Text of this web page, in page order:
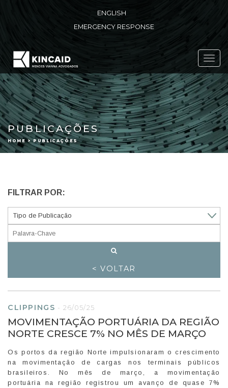
ENGLISH
EMERGENCY RESPONSE
PUBLICAÇÕES
HOME > PUBLICAÇÕES
FILTRAR POR:
< VOLTAR
CLIPPINGS - 26/05/25
MOVIMENTAÇÃO PORTUÁRIA DA REGIÃO
NORTE CRESCE 7% NO MÊS DE MARÇO
Os portos da região Norte impulsionaram o crescimento
na movimentação de cargas nos terminais públicos
brasileiros. No mês de março, a movimentação
portuária na região registrou um avanço de quase 7%